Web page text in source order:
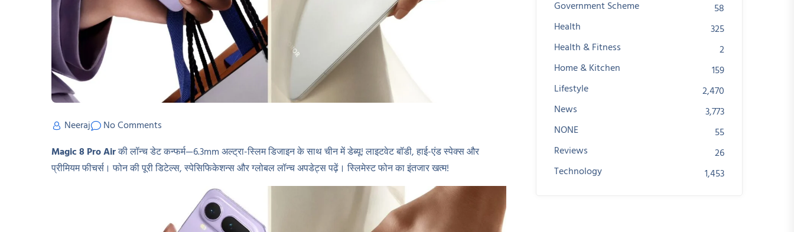
Neeraj
No Comments
Magic 8 Pro Airकी लॉन्च डेट कन्फर्म—6.3mm अल्ट्रा-स्लिम डिजाइन के साथ चीन में डेब्यू! लाइटवेट बॉडी, हाई-एंड स्पेक्स और
प्रीमियम फीचर्स। फोन की पूरी डिटेल्स, स्पेसिफिकेशन्स और ग्लोबल लॉन्च अपडेट्स पढ़ें। स्लिमेस्ट फोन का इंतजार खत्म!
Government Scheme
58
Health
325
Health & Fitness
2
Home & Kitchen
159
Lifestyle
2,470
News
3,773
NONE
55
Reviews
26
Technology
1,453